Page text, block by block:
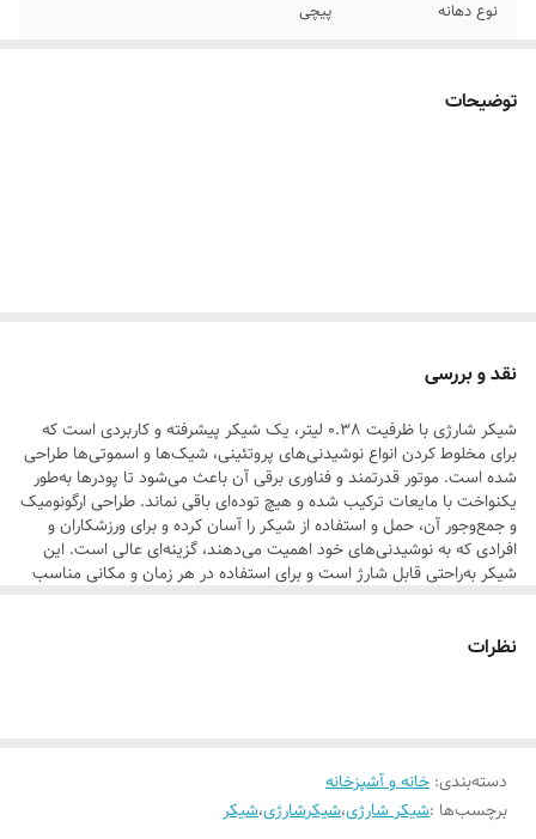
نوع دهانه پیچی
توضیحات
نقد و بررسی
شیکر شارژی با ظرفیت 0.38 لیتر، یک شیکر پیشرفته و کاربردی است که
برای مخلوط کردن انواع نوشیدنی‌های پروتئینی، شیک‌ها و اسموتی‌ها طراحی
شده است. موتور قدرتمند و فناوری برقی آن باعث می‌شود تا پودرها به‌طور
یکنواخت با مایعات ترکیب شده و هیچ توده‌ای باقی نماند. طراحی ارگونومیک
و جمع‌وجور آن، حمل و استفاده از شیکر را آسان کرده و برای ورزشکاران و
افرادی که به نوشیدنی‌های خود اهمیت می‌دهند، گزینه‌ای عالی است. این
شیکر به‌راحتی قابل شارژ است و برای استفاده در هر زمان و مکانی مناسب
ویژگی‌های برجسته شیکر شارژی HM-03:
1. ظرفیت مناسب 380 میلی‌لیتر:
نظرات
دسته‌بندی: خانه و آشپزخانه
برچسب‌ها :شیکر شارژی،شیکرشارژی،شیکر